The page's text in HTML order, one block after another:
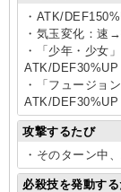
・ATK/
・気玉変化：速
・「少年・少女
ATK/DEF30%UP
・「フュージョ
ATK/DEF30%UP
攻撃するたび
・そのターン中
必殺技を発動す